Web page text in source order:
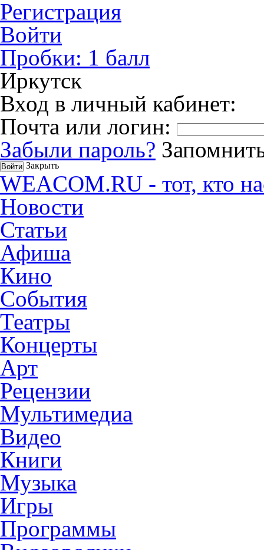
Регистрация
Войти
Пробки: 1 балл
Иркутск
Вход в личный кабинет:
Почта или логин:
Забыли пароль?
Закрыть
WEACOM.RU - тот, кто
Новости
Статьи
Афиша
Кино
События
Театры
Концерты
Арт
Рецензии
Мультимедиа
Видео
Книги
Музыка
Игры
Программы